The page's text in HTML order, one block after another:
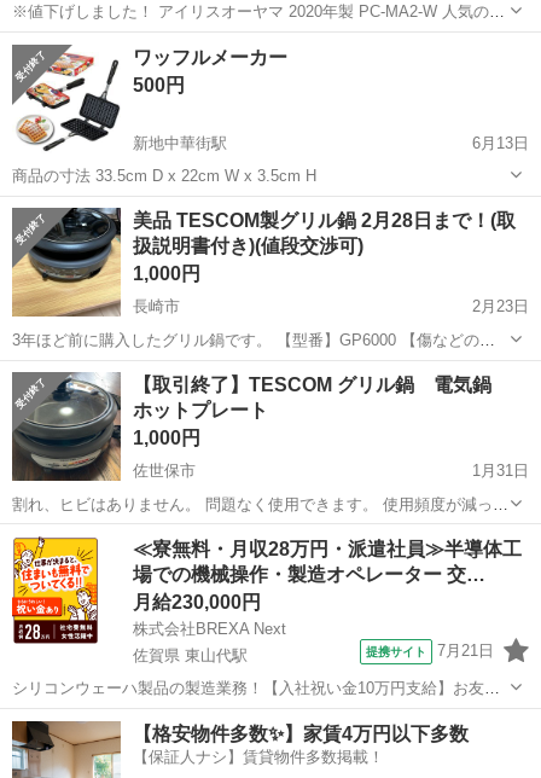
※値下げしました！ アイリスオーヤマ 2020年製 PC-MA2-W 人気の電
気圧力鍋です 箱無し本体と電源ケーブルのみのお渡しとなります。 説
明書とレシピ本は欠品してますが、機種名で検索すればどちらもイン
ターネッ...
長崎
ワッフルメーカー
500円
新地中華街駅
6月13日
商品の寸法 33.5cm D x 22cm W x 3.5cm H
長崎 長崎市 新地中華街駅 キッチン家電
ワッフルメーカー
美品 TESCOM製グリル鍋 2月28日まで！(取
扱説明書付き)(値段交渉可)
1,000円
長崎市
2月23日
3年ほど前に購入したグリル鍋です。 【型番】GP6000 【傷などの状
態】ほとんど傷はありません 【アピールポイント】数回しか使用して
いないのでかなり状態はいいです 【希望取引場所】長崎バス 女の都入
口バス停前(ウィズン女...
長崎 長崎市 キッチン家電
【取引終了】TESCOM グリル鍋 電気鍋
ホットプレート
1,000円
佐世保市
1月31日
割れ、ヒビはありません。 問題なく使用できます。 使用頻度が減った
ためお譲りします。 鍋は直火にもかけれるので、 コンロで調理した
後、ヒーターにのせて保温 という使い方もできます。 ホットプレート
としても使用できます。 ...
長崎 佐世保市 キッチン家電 グリル
≪寮無料・月収28万円・派遣社員≫半導体工
場での機械操作・製造オペレーター 交…
月給230,000円
株式会社BREXA Next
佐賀県 東山代駅
提携サイト 7月21日
シリコンウェーハ製品の製造業務！【入社祝い金10万円支給】お友達
やカップルとの応募OK◎年間休日129日＆休出なしでプライベート充
実♪業務はクリーンルームで快適作業◎自社正社員登用制度あり★1食
300円～の格安食堂あり！《佐...
佐賀 伊万里市 東山代駅 その他
【格安物件多数✨】家賃4万円以下多数
【保証人ナシ】賃貸物件多数掲載！